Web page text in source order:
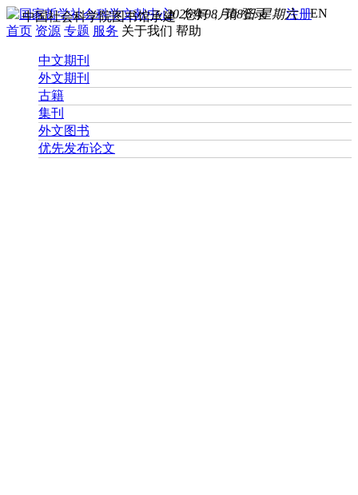
您好， 请登录 注册EN
2026年08月08日 星期六
中国社会科学院图书馆承建
首页 资源 专题 服务 关于我们 帮助
中文期刊
外文期刊
古籍
集刊
外文图书
优先发布论文